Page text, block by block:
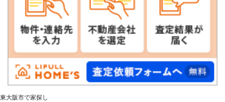
東大阪市で家探し